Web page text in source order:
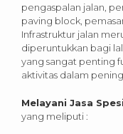
pengaspalan jalan, pengecoran jalan beton, pemasangan
paving block, pemasangan
Infrastruktur jalan
diperuntukkan bagi
yang sangat penting
aktivitas
Melayani Jasa
yang meliputi :